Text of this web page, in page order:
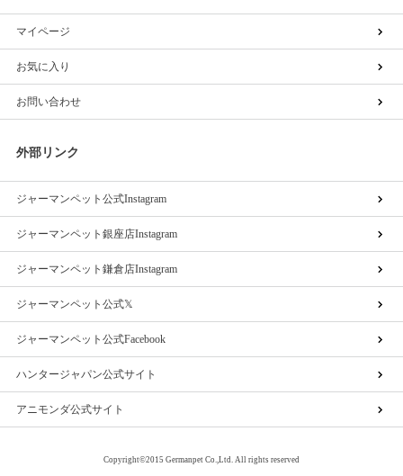
マイページ
お気に入り
お問い合わせ
外部リンク
ジャーマンペット公式Instagram
ジャーマンペット銀座店Instagram
ジャーマンペット鎌倉店Instagram
ジャーマンペット公式𝕏
ジャーマンペット公式Facebook
ハンタージャパン公式サイト
アニモンダ公式サイト
Copyright©2015 Germanpet Co.,Ltd. All rights reserved